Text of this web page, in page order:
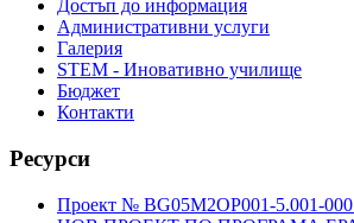
Достъп до информация
Административни услуги
Галерия
STEM - Иновативно училище
Бюджет
Контакти
Ресурси
Проект № BG05M2OP001-5.001-